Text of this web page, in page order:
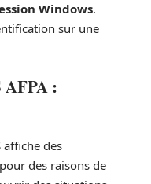
Windows.
sur une
AFPA :
affiche des
des raisons de